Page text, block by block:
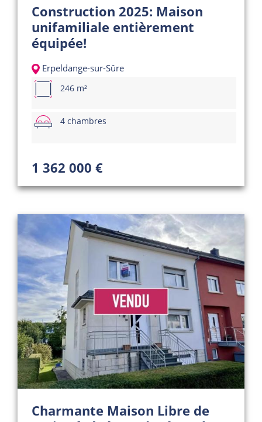
Construction 2025: Maison
unifamiliale entièrement
équipée!
Erpeldange-sur-Sûre
246 m²
4 chambres
1 362 000 €
Charmante Maison Libre de